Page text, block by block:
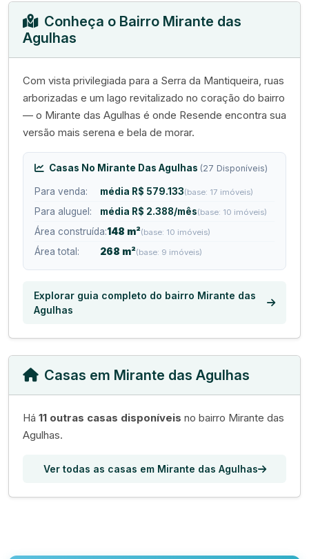
Conheça o Bairro Mirante das
Agulhas
Com vista privilegiada para a Serra da Mantiqueira, ruas
arborizadas e um lago revitalizado no coração do bairro
— o Mirante das Agulhas é onde Resende encontra sua
versão mais serena e bela de morar.
Casas No Mirante Das Agulhas (27 Disponíveis)
Para venda: média R$ 579.133(base: 17 imóveis)
Para aluguel: média R$ 2.388/mês(base: 10 imóveis)
Área construída:148 m²(base: 10 imóveis)
Área total: 268 m²(base: 9 imóveis)
Explorar guia completo do bairro Mirante das
Agulhas
Casas em Mirante das Agulhas
Há 11 outras casas disponíveis no bairro Mirante das
Agulhas.
Ver todas as casas em Mirante das Agulhas